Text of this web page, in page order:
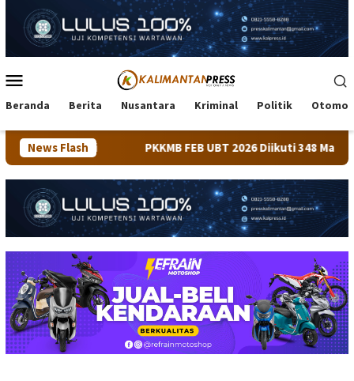
konten
Mobile
Beranda Berita Nusantara Kriminal Politik
News Flash
PKKMB FEB UBT 2026 Diikuti 348 Mahasiswa,